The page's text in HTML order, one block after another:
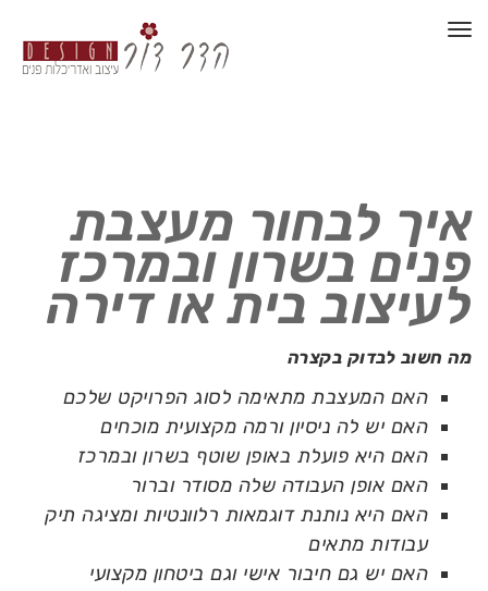
תפריט
איך לבחור מעצבת
פנים בשרון ובמרכז
לעיצוב בית או דירה
מה חשוב לבדוק בקצרה
האם המעצבת מתאימה לסוג הפרויקט שלכם
האם יש לה ניסיון ורמה מקצועית מוכחים
האם היא פועלת באופן שוטף בשרון ובמרכז
האם אופן העבודה שלה מסודר וברור
האם היא נותנת דוגמאות רלוונטיות ומציגה תיק
עבודות מתאים
האם יש גם חיבור אישי וגם ביטחון מקצועי